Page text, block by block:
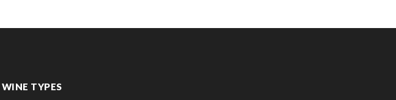
WINE TYPES